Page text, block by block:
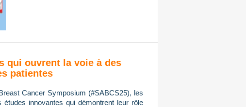
qui ouvrent la voie à des
patientes
Cancer Symposium (#SABCS25), les
études innovantes qui démontrent leur rôle